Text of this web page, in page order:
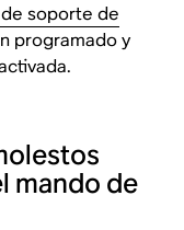
soporte de
programado y
mando de